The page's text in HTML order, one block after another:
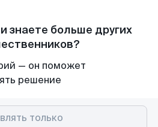
знаете больше других
— он поможет
решение